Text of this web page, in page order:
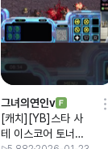
그녀의연인v
[캐치][YB]스타 사
테 이스코어 토너먼